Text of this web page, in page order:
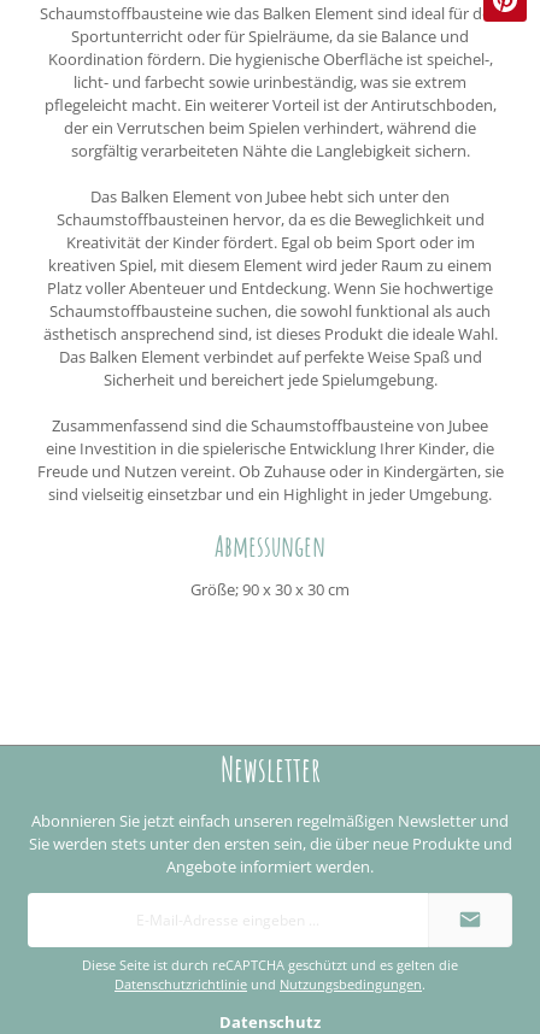
Schaumstoffbausteine wie das Balken Element sind ideal für den
Sportunterricht oder für Spielräume, da sie Balance und
Koordination fördern. Die hygienische Oberfläche ist speichel-,
licht- und farbecht sowie urinbeständig, was sie extrem
pflegeleicht macht. Ein weiterer Vorteil ist der Antirutschboden,
der ein Verrutschen beim Spielen verhindert, während die
sorgfältig verarbeiteten Nähte die Langlebigkeit sichern.
Das Balken Element von Jubee hebt sich unter den
Schaumstoffbausteinen hervor, da es die Beweglichkeit und
Kreativität der Kinder fördert. Egal ob beim Sport oder im
kreativen Spiel, mit diesem Element wird jeder Raum zu einem
Platz voller Abenteuer und Entdeckung. Wenn Sie hochwertige
Schaumstoffbausteine suchen, die sowohl funktional als auch
ästhetisch ansprechend sind, ist dieses Produkt die ideale Wahl.
Das Balken Element verbindet auf perfekte Weise Spaß und
Sicherheit und bereichert jede Spielumgebung.
Zusammenfassend sind die Schaumstoffbausteine von Jubee
eine Investition in die spielerische Entwicklung Ihrer Kinder, die
Freude und Nutzen vereint. Ob Zuhause oder in Kindergärten, sie
sind vielseitig einsetzbar und ein Highlight in jeder Umgebung.
Abmessungen
Größe; 90 x 30 x 30 cm
Newsletter
Abonnieren Sie jetzt einfach unseren regelmäßigen Newsletter und
Sie werden stets unter den ersten sein, die über neue Produkte und
Angebote informiert werden.
E-
Adresse
Diese Seite ist durch reCAPTCHA geschützt und es gelten die
Datenschutzrichtlinie und Nutzungsbedingungen.
Datenschutz